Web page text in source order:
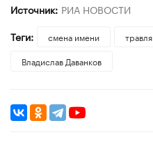
Источник: РИА НОВОСТИ
Теги:
смена имени травля
Владислав Даванков